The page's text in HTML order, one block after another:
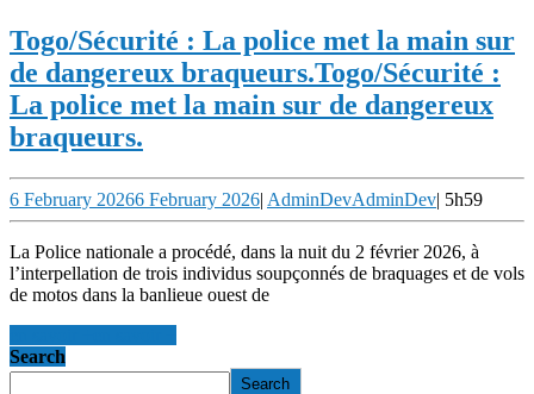
Togo/Sécurité : La police met la main sur
de dangereux braqueurs.Togo/Sécurité :
La police met la main sur de dangereux
braqueurs.
6 February 20266 February 2026| AdminDevAdminDev| 5h59
La Police nationale a procédé, dans la nuit du 2 février 2026, à
l’interpellation de trois individus soupçonnés de braquages et de vols
de motos dans la banlieue ouest de
Search
Search